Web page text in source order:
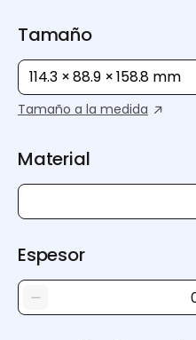
Tamaño
114.3 × 88.9 × 158.8 mm
Tamaño a la medida
Material
Espesor